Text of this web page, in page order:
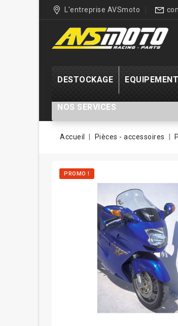
L'entreprise AVSmoto
DESTOCKAGE EQUIPEMENT
NOS SERVICES
Accueil Pièces - accessoires
PROMO !